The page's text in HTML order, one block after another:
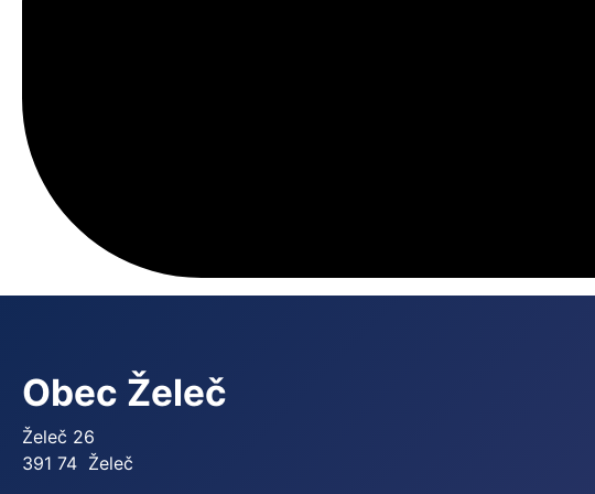
Obec Želeč
Želeč 26
391 74 Želeč